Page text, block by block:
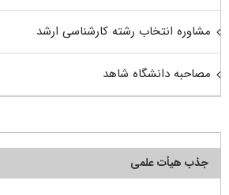
مشاوره انتخاب رشته کارشناسی ارشد
مصاحبه دانشگاه شاهد
جذب هیأت علمی